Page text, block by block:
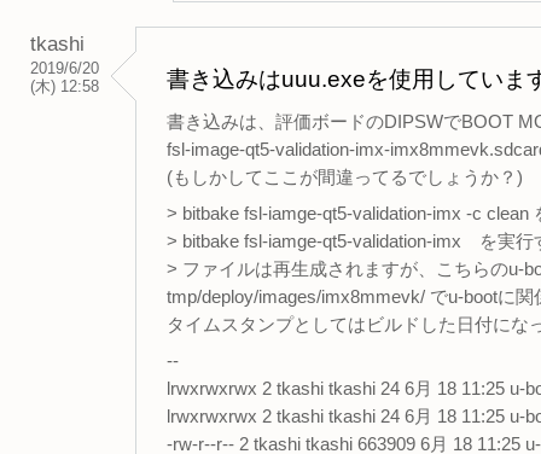
tkashi
2019/6/20
(木) 12:58
書き込みはuuu.exeを使用していま
書き込みは、評価ボードのDIPSWでBOOT
fsl-image-qt5-validation-imx-
(もしかしてここが間違ってるでしょうか？)
> bitbake fsl-iamge-qt5-validation-imx -c clean
> bitbake fsl-iamge-qt5-validation-imx を実行
> ファイルは再生成されますが、こちらのu-
tmp/deploy/images/imx8mmevk/ でu-bootに
タイムスタンプとしてはビルドした日付にな
--
lrwxrwxrwx 2 tkashi tkashi 24 6月 18 11:25 u-
lrwxrwxrwx 2 tkashi tkashi 24 6月 18 11:25 u-
-rw-r--r-- 2 tkashi tkashi 663909 6月 18 11:25